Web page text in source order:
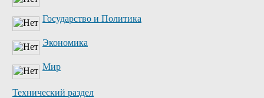
Государство и Политика
Экономика
Мир
Технический раздел